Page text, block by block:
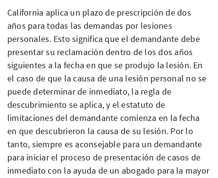
California aplica un plazo de prescripción de dos
años para todas las demandas por lesiones
personales. Esto significa que el demandante debe
presentar su reclamación dentro de los dos años
siguientes a la fecha en que se produjo la lesión. En
el caso de que la causa de una lesión personal no se
puede determinar de inmediato, la regla de
descubrimiento se aplica, y el estatuto de
limitaciones del demandante comienza en la fecha
en que descubrieron la causa de su lesión. Por lo
tanto, siempre es aconsejable para un demandante
para iniciar el proceso de presentación de casos de
inmediato con la ayuda de un abogado para la mayor